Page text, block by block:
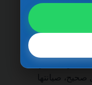
العين تُعد
في العين
الحياة من الخدمات
نظام تبريد
شركة محترفة
صيانتها